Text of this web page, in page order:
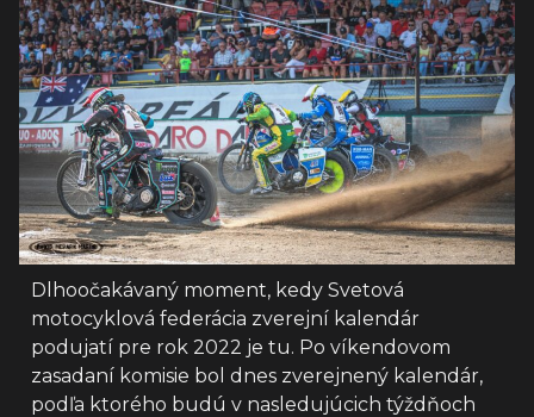
Dlhoočakávaný moment, kedy Svetová
motocyklová federácia zverejní kalendár
podujatí pre rok 2022 je tu. Po víkendovom
zasadaní komisie bol dnes zverejnený kalendár,
podľa ktorého budú v nasledujúcich týždňoch